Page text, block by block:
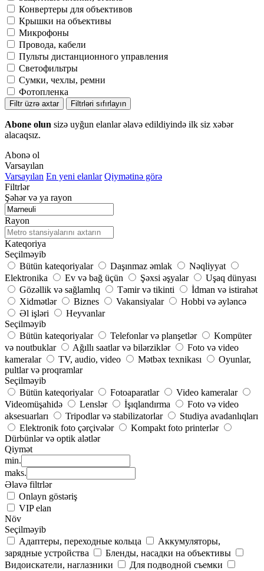
Конвертеры для объективов
Крышки на объективы
Микрофоны
Провода, кабели
Пульты дистанционного управления
Светофильтры
Сумки, чехлы, ремни
Фотопленка
Filtr üzrə axtar Filtrləri sıfırlayın
Abone olun sizə uyğun elanlar əlavə edildiyində ilk siz xəbər
alacaqsız.
Abonə ol
Varsayılan
Varsayılan En yeni elanlar Qiymətinə görə
Filtrlər
Şəhər və ya rayon
Rayon
Kateqoriya
Seçilməyib
Bütün kateqoriyalar
Daşınmaz əmlak
Nəqliyyat
Elektronika
Ev və bağ üçün Şəxsi əşyalar
Uşaq dünyası
Gözəllik və sağlamlıq
Təmir və tikinti
İdman və istirahət
Xidmətlər
Biznes Vakansiyalar
Hobbi və əyləncə
Əl işləri
Heyvanlar
Seçilməyib
Bütün kateqoriyalar
Telefonlar və planşetlər
Kompüter
və noutbuklar
Ağıllı saatlar və bilərziklər
Foto və video
kameralar
TV, audio, video Mətbəx texnikası
Oyunlar,
pultlar və proqramlar
Seçilməyib
Bütün kateqoriyalar
Fotoaparatlar
Video kameralar
Videomüşahidə
Lenslər İşıqlandırma
Foto və video
aksesuarları
Tripodlar və stabilizatorlar
Studiya avadanlıqları
Elektronik foto çərçivələr
Kompakt foto printerlər
Dürbünlər və optik alətlər
Qiymət
min.
maks.
Əlavə filtrlər
Onlayn göstəriş
VIP elan
Növ
Seçilməyib
Адаптеры, переходные кольца
Аккумуляторы,
зарядные устройства
Бленды, насадки на объективы
Видоискатели, наглазники
Для подводной съемки